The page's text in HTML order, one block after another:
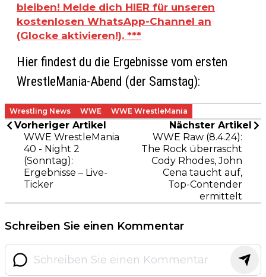
bleiben! Melde dich HIER für unseren
kostenlosen WhatsApp-Channel an
(Glocke aktivieren!). ***
Hier findest du die Ergebnisse vom ersten
WrestleMania-Abend (der Samstag):
Wrestling News WWE WWE WrestleMania
Vorheriger Artikel
WWE WrestleMania
40 - Night 2
(Sonntag):
Ergebnisse – Live-
Ticker
Nächster Artikel
WWE Raw (8.4.24):
The Rock überrascht
Cody Rhodes, John
Cena taucht auf,
Top-Contender
ermittelt
Schreiben Sie einen Kommentar